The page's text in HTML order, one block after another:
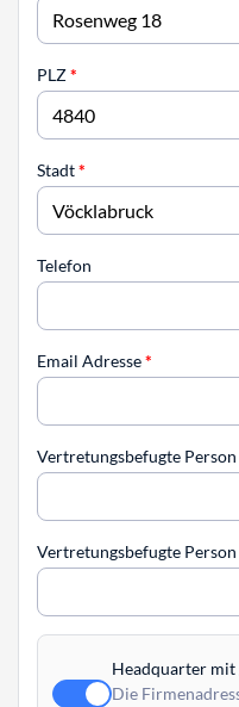
PLZ*
Stadt*
Telefon
Email Adresse*
Vertretungsbefugte
Vertretungsbefugte
Headquarter mit
Die